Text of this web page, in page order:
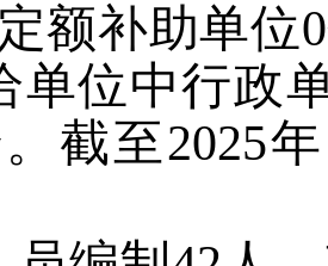
额补助单位0
单位中行政
截至2025年